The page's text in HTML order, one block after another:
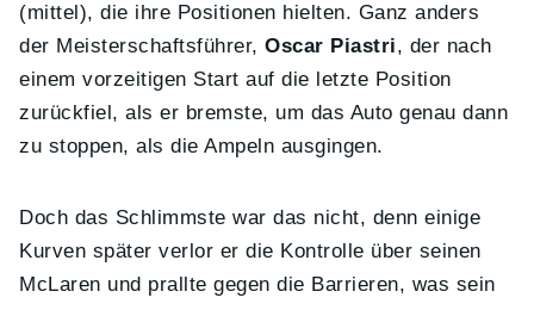
(mittel), die ihre Positionen hielten. Ganz anders
der Meisterschaftsführer,Oscar Piastri, der nach
einem vorzeitigen Start auf die letzte Position
zurückfiel, als er bremste, um das Auto genau dann
zu stoppen, als die Ampeln ausgingen.
Doch das Schlimmste war das nicht, denn einige
Kurven später verlor er die Kontrolle über seinen
McLaren und prallte gegen die Barrieren, was sein